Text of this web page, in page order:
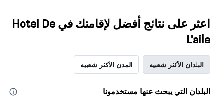
اعثر على نتائج أفضل لإقامتك في Hotel De
L'aile
البلدان الأكثر شعبية المدن الأكثر شعبية
البلدان التي يبحث عنها مستخدمونا